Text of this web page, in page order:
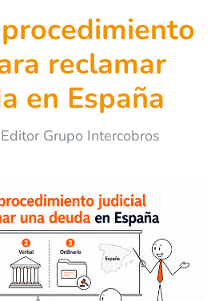
reclamar
en España
Editor Grupo Intercobros